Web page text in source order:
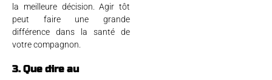
la meilleure décision. Agir tôt
peut faire une grande
différence dans la santé de
votre compagnon.
3. Que dire au